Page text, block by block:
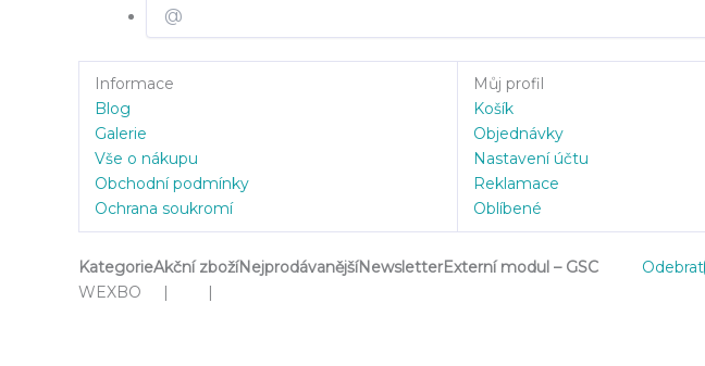
Informace
Blog
Galerie
Vše o nákupu
Obchodní podmínky
Ochrana soukromí
Můj profil
Košík
Objednávky
Nastavení účtu
Reklamace
Oblíbené
KategorieAkční zbožíNejprodávanějšíNewsletterExterní modul – GSC Odebrat
WEXBO | |